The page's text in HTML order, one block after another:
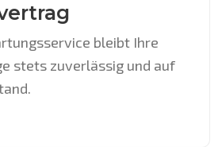
bleibt Ihre
stets zuverlässig und auf